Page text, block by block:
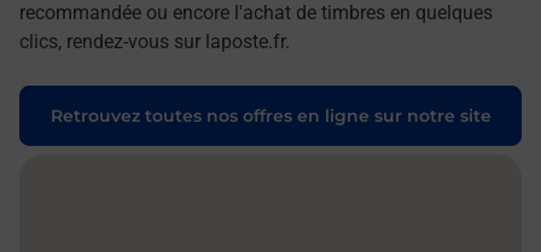
recommandée ou encore l'achat de timbres en quelques
clics, rendez-vous sur laposte.fr.
Retrouvez toutes nos offres en ligne sur notre site